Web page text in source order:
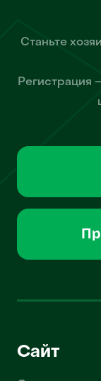
Станьте
Регистрация
Сайт